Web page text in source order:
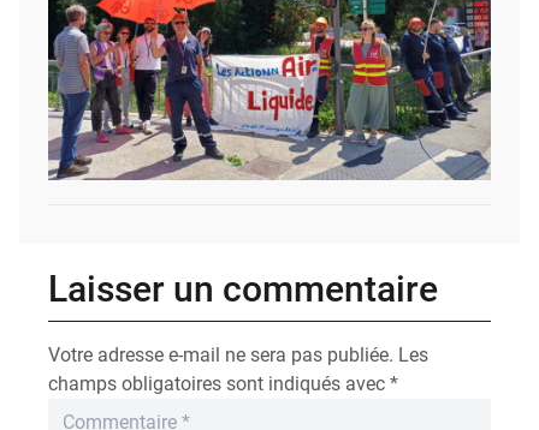
Laisser un commentaire
Votre adresse e-mail ne sera pas publiée. Les
champs obligatoires sont indiqués avec *